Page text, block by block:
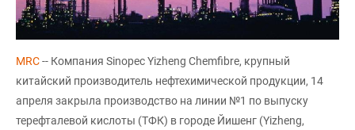
MRC-- Компания Sinopec Yizheng Chemfibre, крупный
китайский производитель нефтехимической продукции, 14
апреля закрыла производство на линии №1 по выпуску
терефталевой кислоты (ТФК) в городе Йишенг (Yizheng,